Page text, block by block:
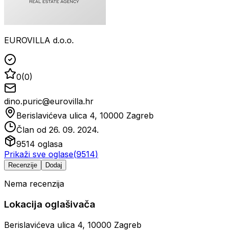
EUROVILLA d.o.o.
0(0)
dino.puric@eurovilla.hr
Berislavićeva ulica 4, 10000 Zagreb
Član od 26. 09. 2024.
9514 oglasa
Prikaži sve oglase(9514)
Recenzije Dodaj
Nema recenzija
Lokacija oglašivača
Berislavićeva ulica 4, 10000 Zagreb